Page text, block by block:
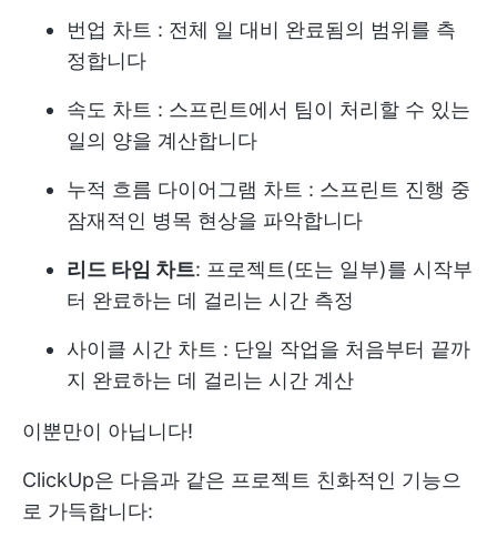
번업 차트 : 전체 일 대비 완료됨의 범위를 측
정합니다
속도 차트 : 스프린트에서 팀이 처리할 수 있는
일의 양을 계산합니다
누적 흐름 다이어그램 차트 : 스프린트 진행 중
잠재적인 병목 현상을 파악합니다
리드 타임 차트: 프로젝트(또는 일부)를 시작부
터 완료하는 데 걸리는 시간 측정
사이클 시간 차트 : 단일 작업을 처음부터 끝까
지 완료하는 데 걸리는 시간 계산
이뿐만이 아닙니다!
ClickUp은 다음과 같은 프로젝트 친화적인 기능으
로 가득합니다: